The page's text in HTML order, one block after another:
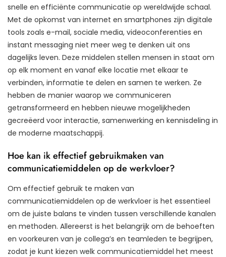
snelle en efficiënte communicatie op wereldwijde schaal.
Met de opkomst van internet en smartphones zijn digitale
tools zoals e-mail, sociale media, videoconferenties en
instant messaging niet meer weg te denken uit ons
dagelijks leven. Deze middelen stellen mensen in staat om
op elk moment en vanaf elke locatie met elkaar te
verbinden, informatie te delen en samen te werken. Ze
hebben de manier waarop we communiceren
getransformeerd en hebben nieuwe mogelijkheden
gecreëerd voor interactie, samenwerking en kennisdeling in
de moderne maatschappij.
Hoe kan ik effectief gebruikmaken van
communicatiemiddelen op de werkvloer?
Om effectief gebruik te maken van
communicatiemiddelen op de werkvloer is het essentieel
om de juiste balans te vinden tussen verschillende kanalen
en methoden. Allereerst is het belangrijk om de behoeften
en voorkeuren van je collega’s en teamleden te begrijpen,
zodat je kunt kiezen welk communicatiemiddel het meest